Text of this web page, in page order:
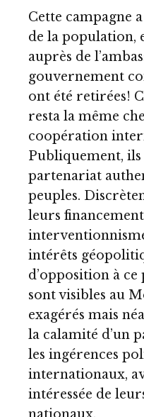
Cette campagne
de la population,
auprès de
gouvernement
ont été retirées!
resta la même
coopération
Publiquement, ils
partenariat
peuples.
leurs
intérêts
d’opposition à
sont visibles au
exagérés mais
la calamité d’un
les ingérences
internationaux,
intéressée de